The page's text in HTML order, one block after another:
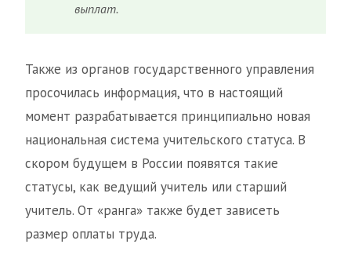
выплат.
Также из органов государственного управления
просочилась информация, что в настоящий
момент разрабатывается принципиально новая
национальная система учительского статуса. В
скором будущем в России появятся такие
статусы, как ведущий учитель или старший
учитель. От «ранга» также будет зависеть
размер оплаты труда.